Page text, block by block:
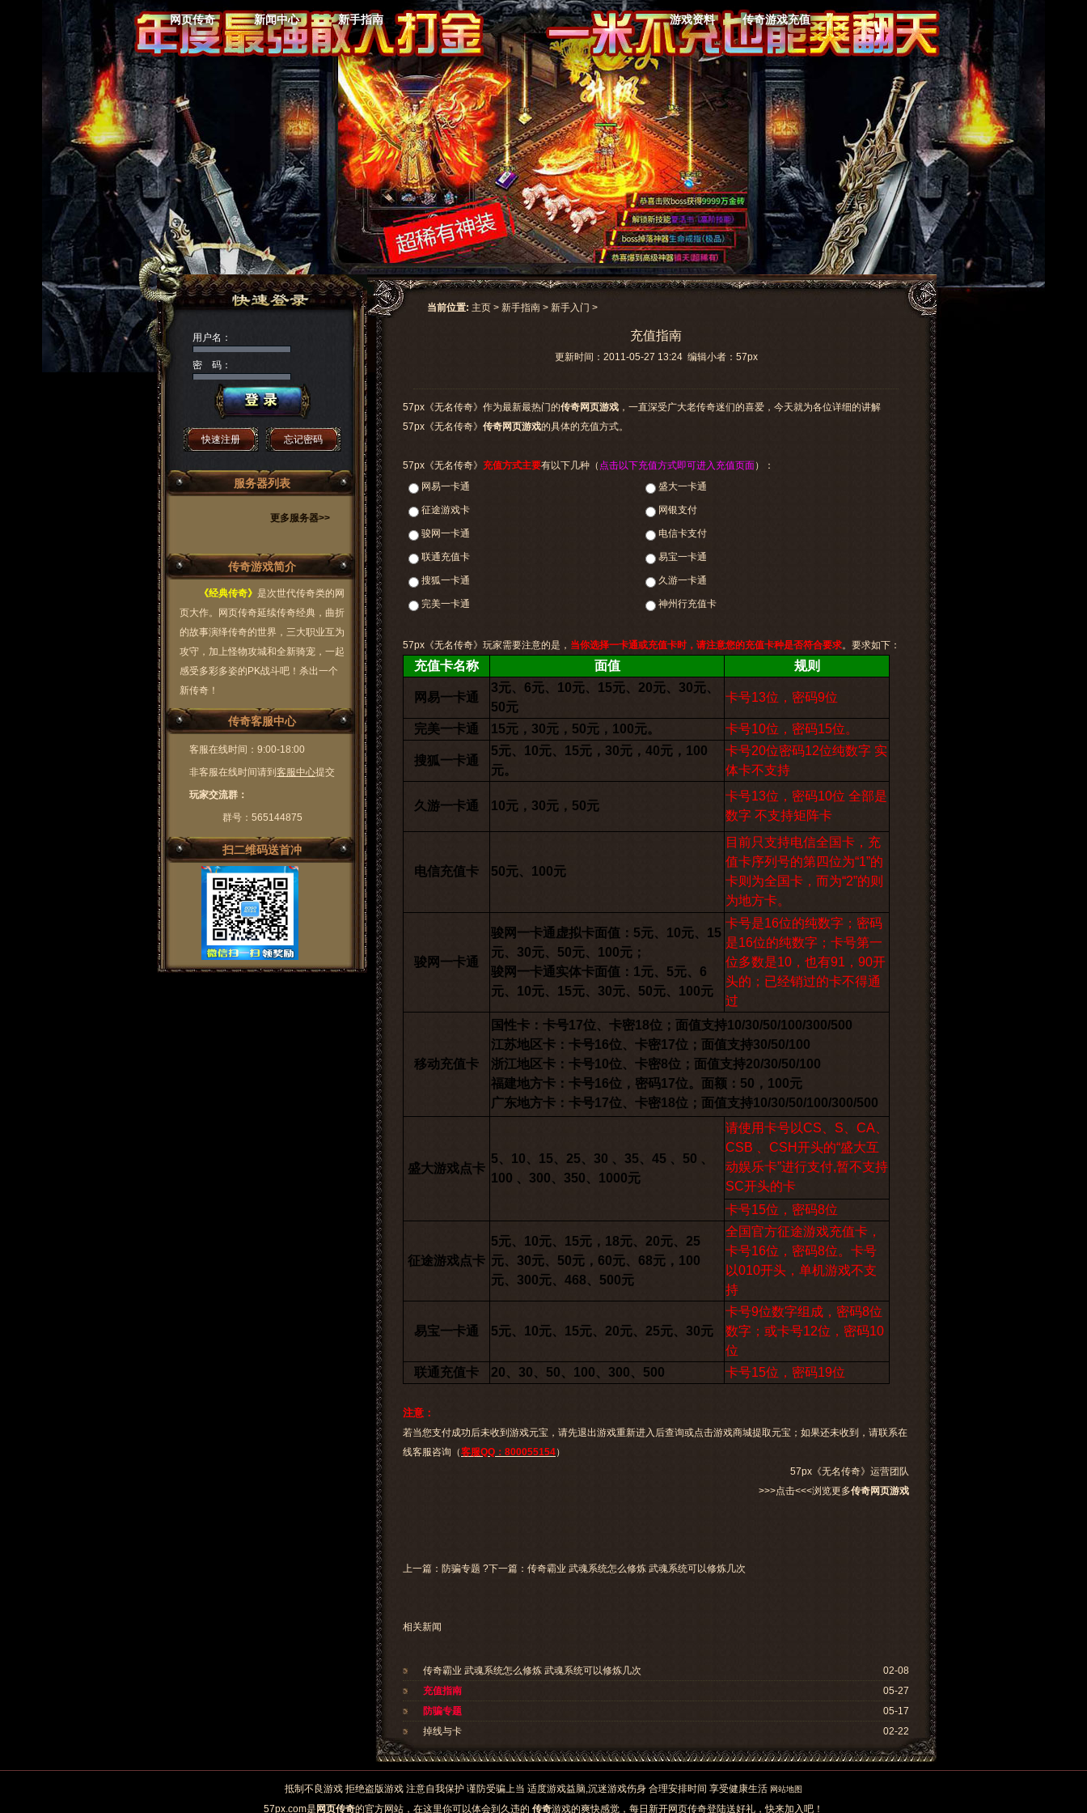
网页传奇 新闻中心 新手指南 游戏资料 传奇游戏充值
当前位置: 主页 > 新手指南 > 新手入门 >
充值指南
更新时间：2011-05-27 13:24 编辑小者：57px
57px《无名传奇》作为最新最热门的传奇网页游戏 ，一直深受广大老传奇迷们的喜爱，今天就为各位详细的讲解
57px《无名传奇》 传奇网页游戏的具体的充值方式。
57px《无名传奇》 充值方式主要有以下几种（ 点击以下充值方式即可进入充值页面）：
网易一卡通
盛大一卡通
征途游戏卡 网银支付
骏网一卡通 电信卡支付
联通充值卡 易宝一卡通
搜狐一卡通 久游一卡通
完美一卡通 神州行充值卡
57px《无名传奇》玩家需要注意的是， 当你选择一卡通或充值卡时，请注意您的充值卡种是否符合要求。要求如下：
充值卡名称 面值 规则
网易一卡通
3元、6元、10元、15元、20元、30元、
50元
卡号13位，密码9位
完美一卡通 15元，30元，50元，100元。 卡号10位，密码15位。
搜狐一卡通
5元、10元、15元，30元，40元，100
元。
卡号20位密码12位纯数字 实
体卡不支持
久游一卡通 10元，30元，50元
卡号13位，密码10位 全部是
数字 不支持矩阵卡
电信充值卡 50元、100元
目前只支持电信全国卡，充
值卡序列号的第四位为“1”的
卡则为全国卡，而为“2”的则
为地方卡。
骏网一卡通
骏网一卡通虚拟卡面值：5元、10元、15
元、30元、50元、100元；
骏网一卡通实体卡面值：1元、5元、6
元、10元、15元、30元、50元、100元
卡号是16位的纯数字；密码
是16位的纯数字；卡号第一
位多数是10，也有91，90开
头的；已经销过的卡不得通
过
移动充值卡
国性卡：卡号17位、卡密18位；面值支持10/30/50/100/300/500
江苏地区卡：卡号16位、卡密17位；面值支持30/50/100
浙江地区卡：卡号10位、卡密8位；面值支持20/30/50/100
福建地方卡：卡号16位，密码17位。面额：50，100元
广东地方卡：卡号17位、卡密18位；面值支持10/30/50/100/300/500
盛大游戏点卡
5、10、15、25、30 、35、45 、50 、
100 、300、350、1000元
请使用卡号以CS、S、CA、
CSB 、CSH开头的“盛大互
动娱乐卡”进行支付,暂不支持
SC开头的卡
卡号15位，密码8位
征途游戏点卡
5元、10元、15元，18元、20元、25
元、30元、50元，60元、68元，100
元、300元、468、500元
全国官方征途游戏充值卡，
卡号16位，密码8位。卡号
以010开头，单机游戏不支
持
易宝一卡通 5元、10元、15元、20元、25元、30元
卡号9位数字组成，密码8位
数字；或卡号12位，密码10
位
联通充值卡
20、30、50、100、300、500 卡号15位，密码19位
注意：
若当您支付成功后未收到游戏元宝，请先退出游戏重新进入后查询或点击游戏商城提取元宝；如果还未收到，请联系在
线客服咨询（客服QQ：800055154）
57px《无名传奇》运营团队
>>>点击<<<浏览更多传奇网页游戏
上一篇： 防骗专题 ?下一篇： 传奇霸业 武魂系统怎么修炼 武魂系统可以修炼几次
相关新闻
02-08
传奇霸业 武魂系统怎么修炼 武魂系统可以修炼几次
05-27
充值指南
05-17
防骗专题
02-22
掉线与卡
02-22
加载失败
用户名：
密 码：
快速注册 忘记密码
服务器列表
更多服务器>>
传奇游戏简介
《经典传奇》 是次世代传奇类的网
页大作。网页传奇延续传奇经典，曲折
的故事演绎传奇的世界，三大职业互为
攻守，加上怪物攻城和全新骑宠，一起
感受多彩多姿的PK战斗吧！杀出一个
新传奇！
传奇客服中心
客服在线时间：9:00-18:00
非客服在线时间请到 客服中心提交
玩家交流群：
群号：565144875
扫二维码送首冲
抵制不良游戏 拒绝盗版游戏 注意自我保护 谨防受骗上当 适度游戏益脑,沉迷游戏伤身 合理安排时间 享受健康生活 网站地图
57px.com是 网页传奇的官方网站，在这里你可以体会到久违的 传奇游戏的爽快感觉，每日新开网页传奇登陆送好礼，快来加入吧！